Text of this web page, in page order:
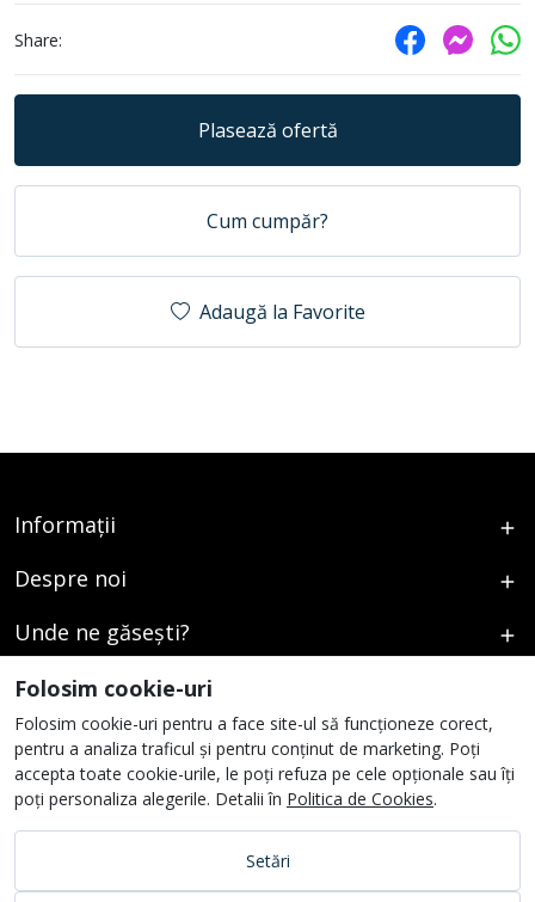
Share:
Plasează ofertă
Cum cumpăr?
Adaugă la Favorite
Informații
Despre noi
Unde ne găsești?
Urmați-ne
Folosim cookie-uri
Folosim cookie-uri pentru a face site-ul să funcționeze corect,
pentru a analiza traficul și pentru conținut de marketing. Poți
accepta toate cookie-urile, le poți refuza pe cele opționale sau îți
poți personaliza alegerile. Detalii în Politica de Cookies.
Setări